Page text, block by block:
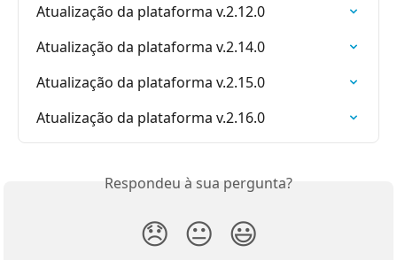
Atualização da plataforma v.2.12.0
Atualização da plataforma v.2.14.0
Atualização da plataforma v.2.15.0
Atualização da plataforma v.2.16.0
Respondeu à sua pergunta?
😞 😐 😃